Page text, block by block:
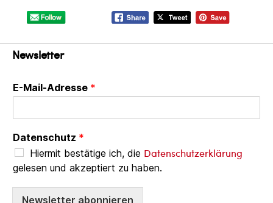
Newsletter
E-Mail-Adresse *
Datenschutz *
Hiermit bestätige ich, die Datenschutzerklärung
gelesen und akzeptiert zu haben.
Newsletter abonnieren